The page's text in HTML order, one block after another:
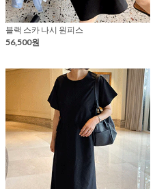
블랙 스카 나시 원피스
56,500원